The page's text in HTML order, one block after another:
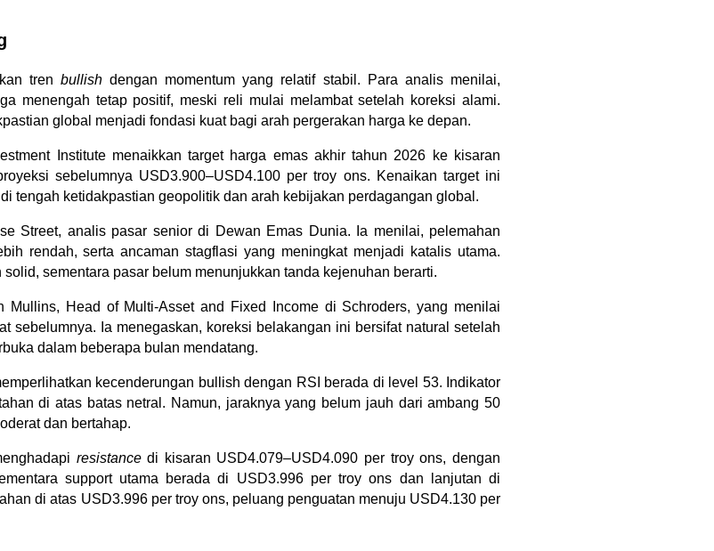
tren bullish dengan momentum yang relatif stabil. Para analis menilai,
menengah tetap positif, meski reli mulai melambat setelah koreksi alami.
global menjadi fondasi kuat bagi arah pergerakan harga ke depan.
Institute menaikkan target harga emas akhir tahun 2026 ke kisaran
sebelumnya USD3.900–USD4.100 per troy ons. Kenaikan target ini
tengah ketidakpastian geopolitik dan arah kebijakan perdagangan global.
Street, analis pasar senior di Dewan Emas Dunia. Ia menilai, pelemahan
rendah, serta ancaman stagflasi yang meningkat menjadi katalis utama.
sementara pasar belum menunjukkan tanda kejenuhan berarti.
Mullins, Head of Multi-Asset and Fixed Income di Schroders, yang menilai
sebelumnya. Ia menegaskan, koreksi belakangan ini bersifat natural setelah
dalam beberapa bulan mendatang.
kecenderungan bullish dengan RSI berada di level 53. Indikator
di atas batas netral. Namun, jaraknya yang belum jauh dari ambang 50
dan bertahap.
resistance di kisaran USD4.079–USD4.090 per troy ons, dengan
support utama berada di USD3.996 per troy ons dan lanjutan di
di atas USD3.996 per troy ons, peluang penguatan menuju USD4.130 per